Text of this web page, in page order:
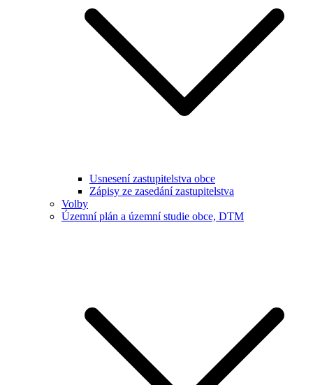
Usnesení zastupitelstva obce
Zápisy ze zasedání zastupitelstva
Volby
Územní plán a územní studie obce, DTM